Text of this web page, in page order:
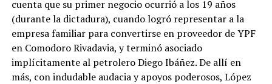
cuenta que su primer negocio ocurrió a los 19 años
(durante la dictadura), cuando logró representar a la
empresa familiar para convertirse en proveedor de YPF
en Comodoro Rivadavia, y terminó asociado
implícitamente al petrolero Diego Ibáñez. De allí en
más, con indudable audacia y apoyos poderosos, López